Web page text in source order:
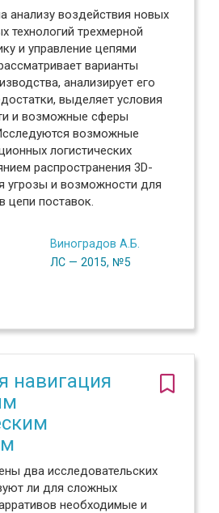
анализу воздействия новых
технологий трехмерной
и управление цепями
варианты
анализирует его
выделяет условия
и возможные сферы
возможные
логистических
распространения 3D-
угрозы и возможности для
цепи поставок.
Виноградов А.Б.
ЛС — 2015, №5
навигация
два исследовательских
ли для сложных
необходимые и